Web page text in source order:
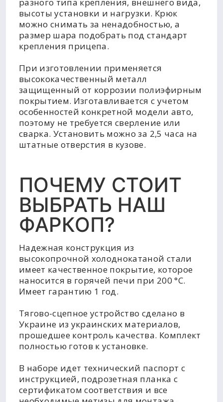
высоты установки и нагрузки. Крюк
можно снимать за ненадобностью, а
размер шара подобрать под стандарт
крепления прицепа.
При изготовлении применяется
высококачественный металл
защищенный от коррозии полиэфирным
покрытием. Изготавливается с учетом
особенностей конкретной модели авто,
поэтому не требуется сверление или
сварка. Установить можно за 2,5 часа на
штатные отверстия в кузове.
ПОЧЕМУ СТОИТ
ВЫБРАТЬ НАШ
ФАРКОП?
Надежная конструкция из
высокопрочной холоднокатаной стали
имеет качественное покрытие, которое
наносится в горячей печи при 200 °C.
Имеет гарантию 1 год.
Тягово-сцепное устройство сделано в
Украине из украинских материалов,
прошедшее контроль качества. Комплект
полностью готов к установке.
В наборе идет технический паспорт с
инструкцией, подрозетная планка с
сертификатом соответствия и все